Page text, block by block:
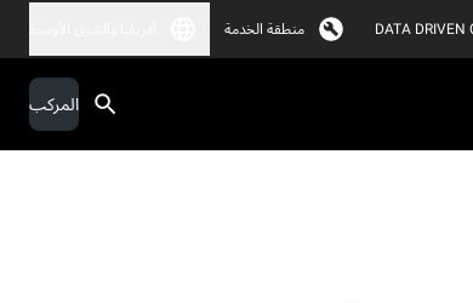
DATA DRIVEN منطقة الخدمة
المركب